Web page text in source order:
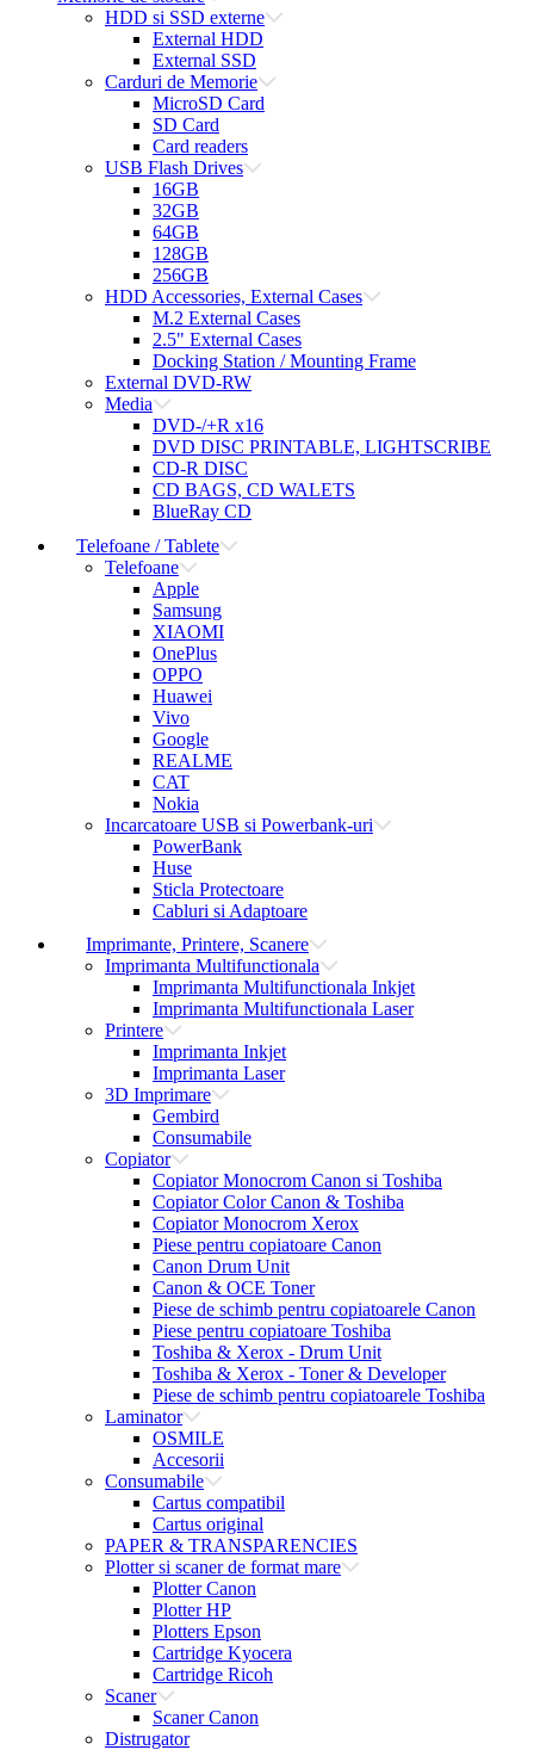
HDD si SSD externe
External HDD
External SSD
Carduri de Memorie
MicroSD Card
SD Card
Card readers
USB Flash Drives
16GB
32GB
64GB
128GB
256GB
HDD Accessories, External Cases
M.2 External Cases
2.5" External Cases
Docking Station / Mounting Frame
External DVD-RW
Media
DVD-/+R x16
DVD DISC PRINTABLE, LIGHTSCRIBE
CD-R DISC
CD BAGS, CD WALETS
BlueRay CD
Telefoane / Tablete
Telefoane
Apple
Samsung
XIAOMI
OnePlus
OPPO
Huawei
Vivo
Google
REALME
CAT
Nokia
Incarcatoare USB si Powerbank-uri
PowerBank
Huse
Sticla Protectoare
Cabluri si Adaptoare
Imprimante, Printere, Scanere
Imprimanta Multifunctionala
Imprimanta Multifunctionala Inkjet
Imprimanta Multifunctionala Laser
Printere
Imprimanta Inkjet
Imprimanta Laser
3D Imprimare
Gembird
Consumabile
Copiator
Copiator Monocrom Canon si Toshiba
Copiator Color Canon & Toshiba
Copiator Monocrom Xerox
Piese pentru copiatoare Canon
Canon Drum Unit
Canon & OCE Toner
Piese de schimb pentru copiatoarele Canon
Piese pentru copiatoare Toshiba
Toshiba & Xerox - Drum Unit
Toshiba & Xerox - Toner & Developer
Piese de schimb pentru copiatoarele Toshiba
Laminator
OSMILE
Accesorii
Consumabile
Cartus compatibil
Cartus original
PAPER & TRANSPARENCIES
Plotter si scaner de format mare
Plotter Canon
Plotter HP
Plotters Epson
Cartridge Kyocera
Cartridge Ricoh
Scaner
Scaner Canon
Distrugator